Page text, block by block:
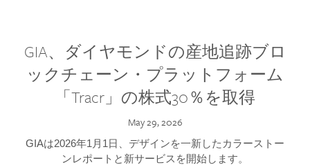
GIA、ダイヤモンドの産地追跡ブロ
ックチェーン・プラットフォーム
「Tracr」の株式30％を取得
May 29, 2026
GIAは2026年1月1日、デザインを一新したカラーストー
ンレポートと新サービスを開始します。